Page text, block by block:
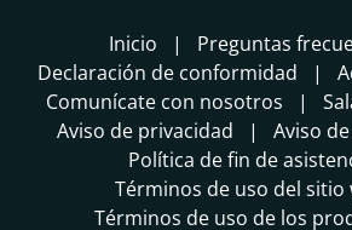
Inicio
Preguntas
Declaración de conformidad
Comunícate con nosotros
Aviso de privacidad
Aviso
Política de fin de
Términos de uso del sitio
Términos de uso de los